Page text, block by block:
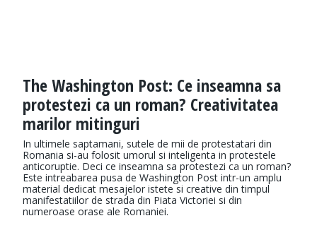
The Washington Post: Ce inseamna sa
protestezi ca un roman? Creativitatea
marilor mitinguri
In ultimele saptamani, sutele de mii de protestatari din
Romania si-au folosit umorul si inteligenta in protestele
anticoruptie. Deci ce inseamna sa protestezi ca un roman?
Este intreabarea pusa de Washington Post intr-un amplu
material dedicat mesajelor istete si creative din timpul
manifestatiilor de strada din Piata Victoriei si din
numeroase orase ale Romaniei.